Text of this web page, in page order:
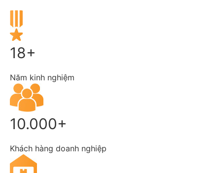
18+
Năm kinh nghiệm
10.000+
Khách hàng doanh nghiệp